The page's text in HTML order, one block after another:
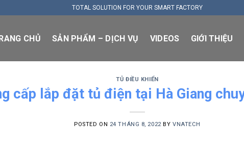
TOTAL SOLUTION FOR YOUR SMART FACTORY
CHỦ SẢN PHẨM – DỊCH VỤ VIDEOS GIỚI THIỆU
TỦ ĐIỀU KHIỂN
cấp lắp đặt tủ điện tại Hà Giang
POSTED ON 24 THÁNG 8, 2022 BY VNATECH